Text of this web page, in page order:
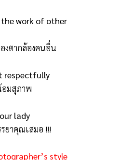
work of other
งตากล้องคนอื่น
respectfully
อมสุภาพ
lady
ยาคุณเสมอ !!!
style